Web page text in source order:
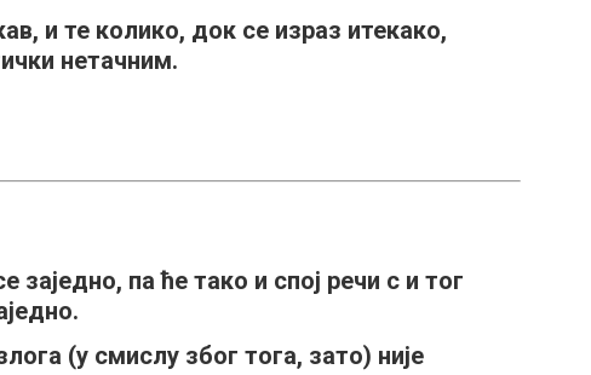
и те колико, док се израз итекако,
нетачним.
па ће тако и спој речи с и тог
(у смислу због тога, зато) није